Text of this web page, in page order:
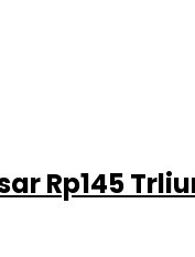
Rp145